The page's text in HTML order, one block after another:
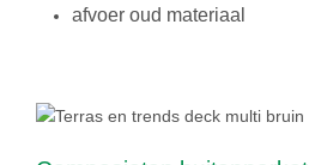
afvoer oud materiaal